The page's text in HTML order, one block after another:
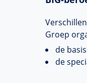
Groep
de
de